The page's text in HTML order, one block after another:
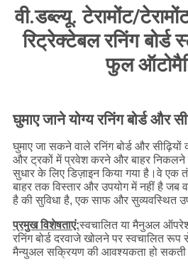
वी.डब्ल्यू. टेरामोंट/
रिट्रेक्टेबल रनिंग बोर्ड
फुल
घुमाए जाने योग्य रनिंग बोर्ड और
घुमाए जा सकने वाले रनिंग बोर्ड और
और ट्रकों में प्रवेश करने और बाहर निकलने
सुधार के लिए डिज़ाइन किया गया है।वे एक
बाहर तक विस्तार और उपयोग में नहीं है जब
है की सुविधा है, एक साफ और सुव्यवस्थित
प्रमुख विशेषताएं:स्वचालित या मैनुअल
रनिंग बोर्ड दरवाजे खोलने पर स्वचालित
मैन्युअल सक्रियण की आवश्यकता हो सकती